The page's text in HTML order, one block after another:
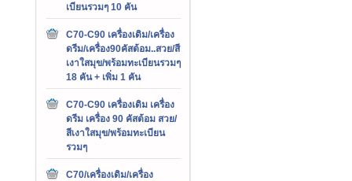
เบียนรวมๆ 10 คัน
C70-C90 เครื่องเดิม/เครื่อง
ดรีม/เครื่อง90คัสต้อม..สวย/สี
เงาใสมุข/พร้อมทะเบียนรวมๆ
18 คัน + เพิ่ม 1 คัน
C70-C90 เครื่องเดิม เครื่อง
ดรีม เครื่อง 90 คัสต้อม สวย/
สีเงาใสมุข/พร้อมทะเบียน
รวมๆ
C70/เครื่องเดิม/เครื่อง